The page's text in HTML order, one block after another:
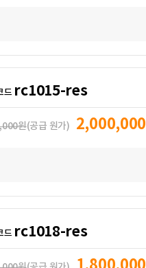
드 rc1015-res
원(공급 원가) 2,000,000
드 rc1018-res